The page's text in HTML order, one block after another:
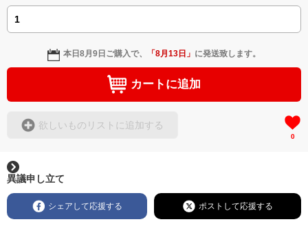
本日8月9日 ご購入で、 「8月13日 」 に発送致します。
カートに追加
欲しいものリストに追加する
0
異議申し立て
シェアして応援する ポストして応援する